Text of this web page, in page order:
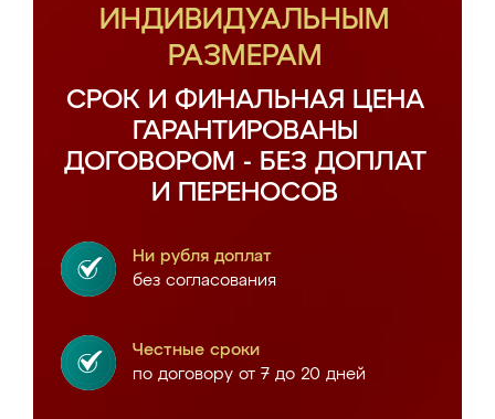
ИНДИВИДУАЛЬНЫМ
РАЗМЕРАМ
СРОК И ФИНАЛЬНАЯ ЦЕНА
ГАРАНТИРОВАНЫ
ДОГОВОРОМ - БЕЗ ДОПЛАТ
И ПЕРЕНОСОВ
Ни рубля доплат
без согласования
Честные сроки
по договору от 7 до 20 дней